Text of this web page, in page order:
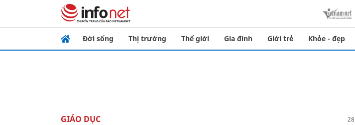
Đời sống Thị trường Thế giới Gia đình Giới trẻ Khỏe - đẹp
GIÁO DỤC